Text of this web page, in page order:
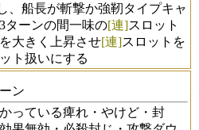
、船長が斬撃か強靭タイプキャ
ターンの間一味の[連]スロット
大きく上昇させ[連]スロットを
ト扱いにする
ン
っている痺れ・やけど・封